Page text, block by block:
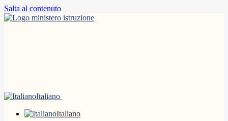
Salta al contenuto
Italiano
Italiano